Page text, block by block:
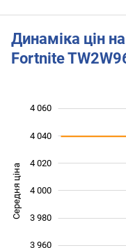
Динаміка цін
Fortnite
Середня ціна 3 940
3 960
3 980
4 000
4 020
4 040
4 060